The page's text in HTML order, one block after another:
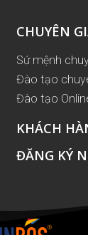
CHUYÊN
Sứ mệnh
Đào tạo
Đào tạo
KHÁCH
ĐĂNG KÝ